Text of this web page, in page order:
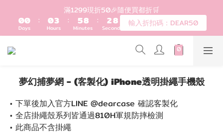
登入會員滿$1200超取免運 - 輸入折扣碼：DEAR20
0
3
2
1
0
6
5
4
3
05
4
3
2
歡迎首購!滿1000全館95折! 新客領卷去~
登入會員滿$1200超取免運 - 輸入折扣碼：DEAR20
夢幻捕夢網 - (客製化) iPhone透明掛繩手機殼
• 下單後加入官方LINE @dearcase 確認客製化
• 全店掛繩殼系列皆通過810H軍規防摔檢測
• 此商品不含掛繩